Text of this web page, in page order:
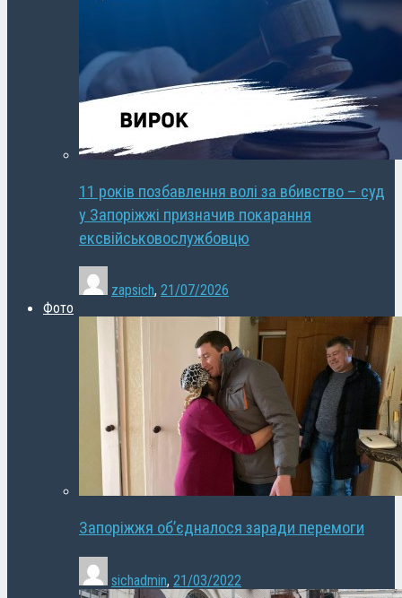
11 років позбавлення волі за вбивство – суд
у Запоріжжі призначив покарання
ексвійськовослужбовцю
zapsich, 21/07/2026
Фото
Запоріжжя об’єдналося заради перемоги
sichadmin, 21/03/2022